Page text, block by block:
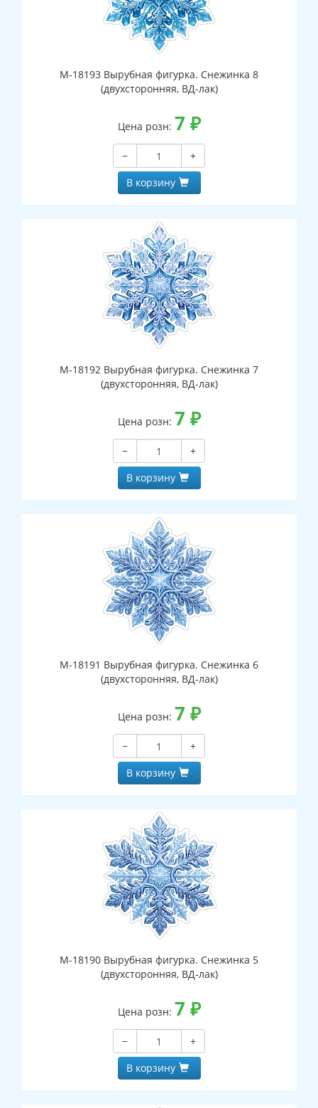
М-18193 Вырубная фигурка. Снежинка 8
(двухсторонняя, ВД-лак)
Цена розн: 7 ₽
−
+
В корзину
М-18192 Вырубная фигурка. Снежинка 7
(двухсторонняя, ВД-лак)
Цена розн: 7 ₽
−
+
В корзину
М-18191 Вырубная фигурка. Снежинка 6
(двухсторонняя, ВД-лак)
Цена розн: 7 ₽
−
+
В корзину
М-18190 Вырубная фигурка. Снежинка 5
(двухсторонняя, ВД-лак)
Цена розн: 7 ₽
−
+
В корзину